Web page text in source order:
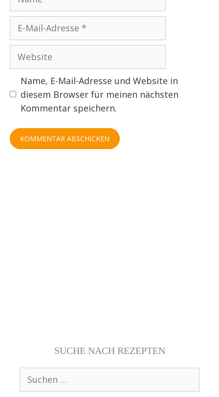
Website
Name, E-Mail-Adresse und Website in
diesem Browser für meinen nächsten
Kommentar speichern.
SUCHE NACH REZEPTEN
nach: